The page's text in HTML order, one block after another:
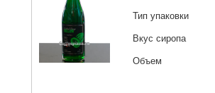
Тип упаковки
Вкус сиропа
Объем